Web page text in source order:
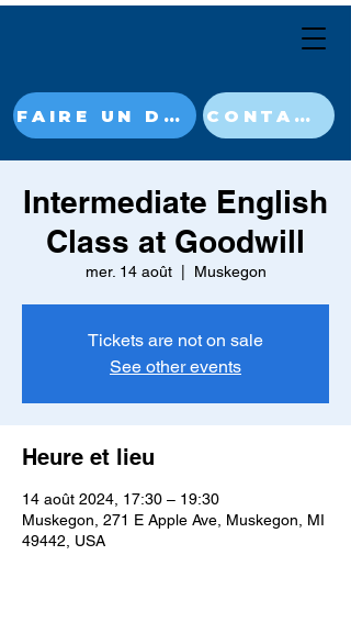
FAIRE UN DON MAINTENANT CONTACT
Intermediate English
Class at Goodwill
mer. 14 août
  |
Muskegon
Tickets are not on sale
See other events
Heure et lieu
14 août 2024, 17:30 – 19:30
Muskegon, 271 E Apple Ave, Muskegon, MI
49442, USA